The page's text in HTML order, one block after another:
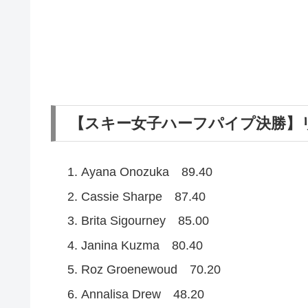
【スキー女子ハーフパイプ決勝
Ayana Onozuka 89.40
Cassie Sharpe 87.40
Brita Sigourney 85.00
Janina Kuzma 80.40
Roz Groenewoud 70.20
Annalisa Drew 48.20